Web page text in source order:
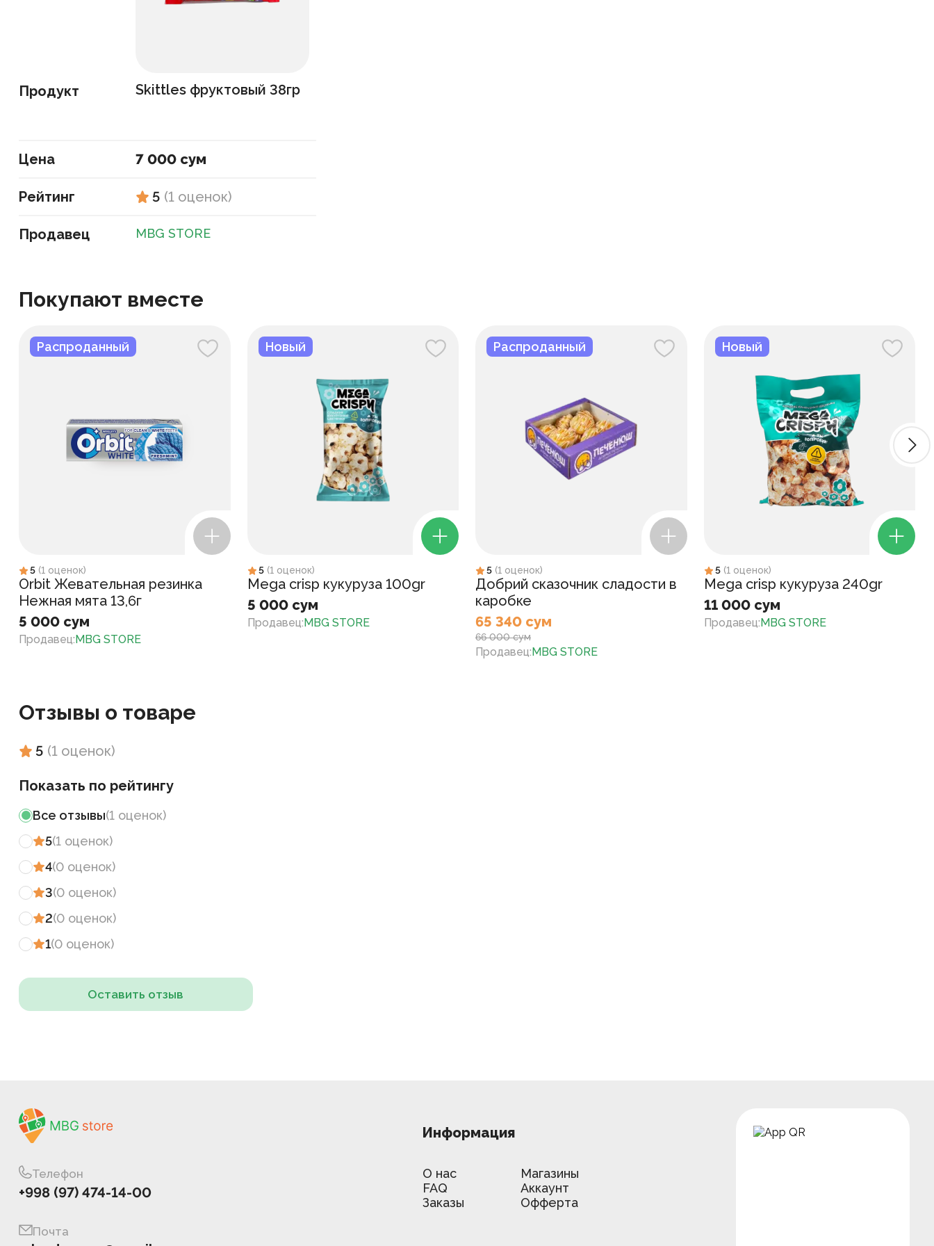
Продукт
Цена
Рейтинг
Продавец
Skittles фруктовый 38гр
7 000 сум
5 (1 оценок)
MBG STORE
Покупают вместе
Распроданный
5 (1 оценок)
Orbit Жевательная резинка
Нежная мята 13,6г
5 000 сум
Продавец:MBG STORE
Новый
5 (1 оценок)
Mega crisp кукуруза 100gr
5 000 сум
Продавец:MBG STORE
Распроданный
5 (1 оценок)
Добрий сказочник сладости в
каробке
65 340 сум
66 000 сум
Продавец:MBG STORE
Новый
5 (1 оценок)
Mega crisp кукуруза 240gr
11 000 сум
Продавец:MBG STORE
Отзывы о товаре
5 (1 оценок)
Показать по рейтингу
Все отзывы(1 оценок)
5(1 оценок)
4(0 оценок)
3(0 оценок)
2(0 оценок)
1(0 оценок)
Оставить отзыв
Телефон
+998 (97) 474-14-00
Почта
Информация
О нас
Магазины
FAQ
Аккаунт
Заказы
Офферта